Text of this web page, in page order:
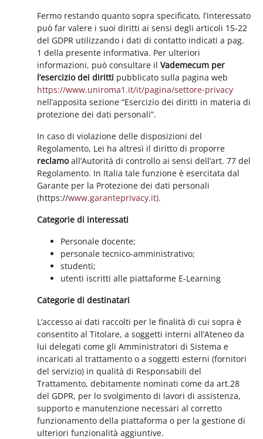
Fermo restando quanto sopra specificato, l’interessato
può far valere i suoi diritti ai sensi degli articoli 15-22
del GDPR utilizzando i dati di contatto indicati a pag.
1 della presente informativa. Per ulteriori
informazioni, può consultare ilVademecum per
l’esercizio dei diritti pubblicato sulla pagina web
https://www.uniroma1.it/it/pagina/settore-privacy
nell’apposita sezione “Esercizio dei diritti in materia di
protezione dei dati personali”.
In caso di violazione delle disposizioni del
Regolamento, Lei ha altresì il diritto di proporre
reclamoall’Autorità di controllo ai sensi dell’art. 77 del
Regolamento. In Italia tale funzione è esercitata dal
Garante per la Protezione dei dati personali
(https://www.garanteprivacy.it).
Categorie di interessati
Personale docente;
personale tecnico-amministrativo;
studenti;
utenti iscritti alle piattaforme E-Learning
Categorie di destinatari
L’accesso ai dati raccolti per le finalità di cui sopra è
consentito al Titolare, a soggetti interni all’Ateneo da
lui delegati come gli Amministratori di Sistema e
incaricati al trattamento o a soggetti esterni (fornitori
del servizio) in qualità di Responsabili del
Trattamento, debitamente nominati come da art.28
del GDPR, per lo svolgimento di lavori di assistenza,
supporto e manutenzione necessari al corretto
funzionamento della piattaforma o per la gestione di
ulteriori funzionalità aggiuntive.